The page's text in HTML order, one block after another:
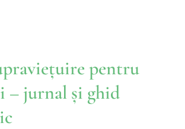
pentru
– jurnal și ghid